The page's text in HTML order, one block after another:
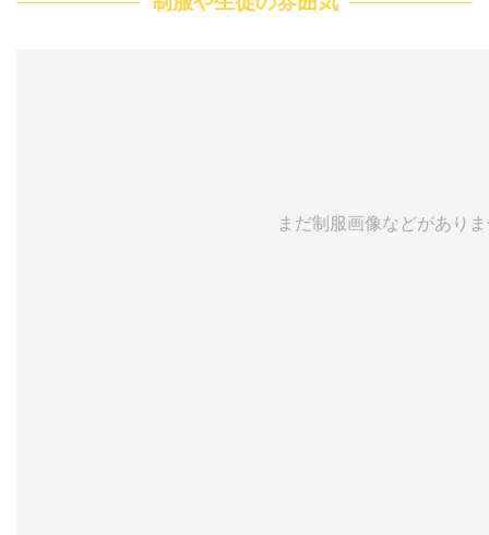
まだ制服画像などがあり